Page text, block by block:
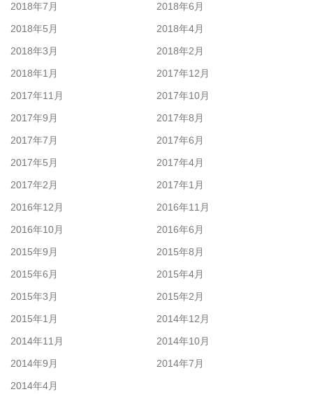
2018年7月
2018年6月
2018年5月
2018年4月
2018年3月
2018年2月
2018年1月
2017年12月
2017年11月
2017年10月
2017年9月
2017年8月
2017年7月
2017年6月
2017年5月
2017年4月
2017年2月
2017年1月
2016年12月
2016年11月
2016年10月
2016年6月
2015年9月
2015年8月
2015年6月
2015年4月
2015年3月
2015年2月
2015年1月
2014年12月
2014年11月
2014年10月
2014年9月
2014年7月
2014年4月